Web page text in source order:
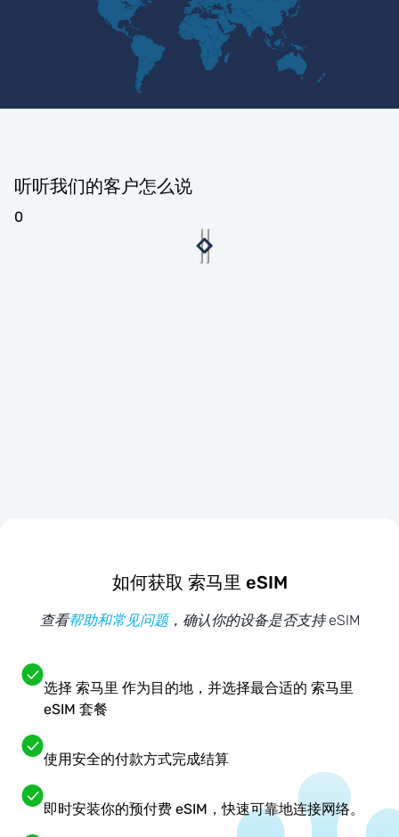
听听我们的客户怎么说
0
如何获取 索马里 eSIM
查看帮助和常见问题，确认你的设备是否支持 eSIM
选择 索马里 作为目的地，并选择最合适的 索马里
eSIM 套餐
使用安全的付款方式完成结算
即时安装你的预付费 eSIM，快速可靠地连接网络。